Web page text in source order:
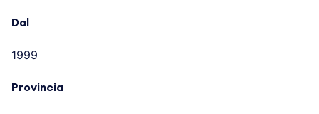
Dal
1999
Provincia